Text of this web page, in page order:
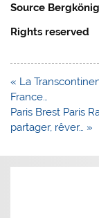
Source Bergkönig
Rights reserved
Navigation
de
l’article
« La
France…
Paris Brest Paris
partager, rêver… »